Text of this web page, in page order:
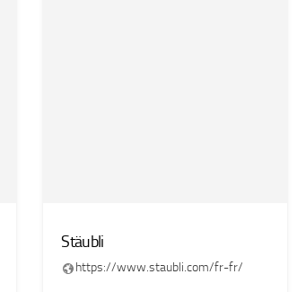
Stäubli
https://www.staubli.com/fr-fr/